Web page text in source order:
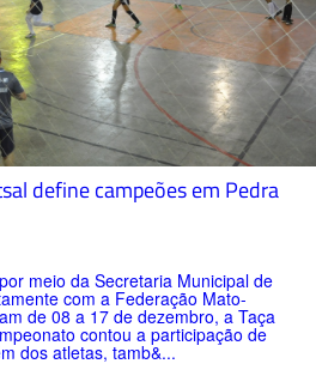
define campeões em Pedra
meio da Secretaria Municipal de
com a Federação Mato-
de 08 a 17 de dezembro, a Taça
contou a participação de
dos atletas, tamb&...